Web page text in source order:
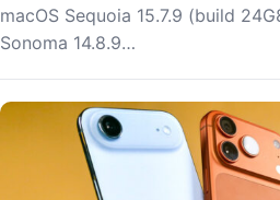
macOS Sequoia 15.7.9 (build
Sonoma 14.8.9…